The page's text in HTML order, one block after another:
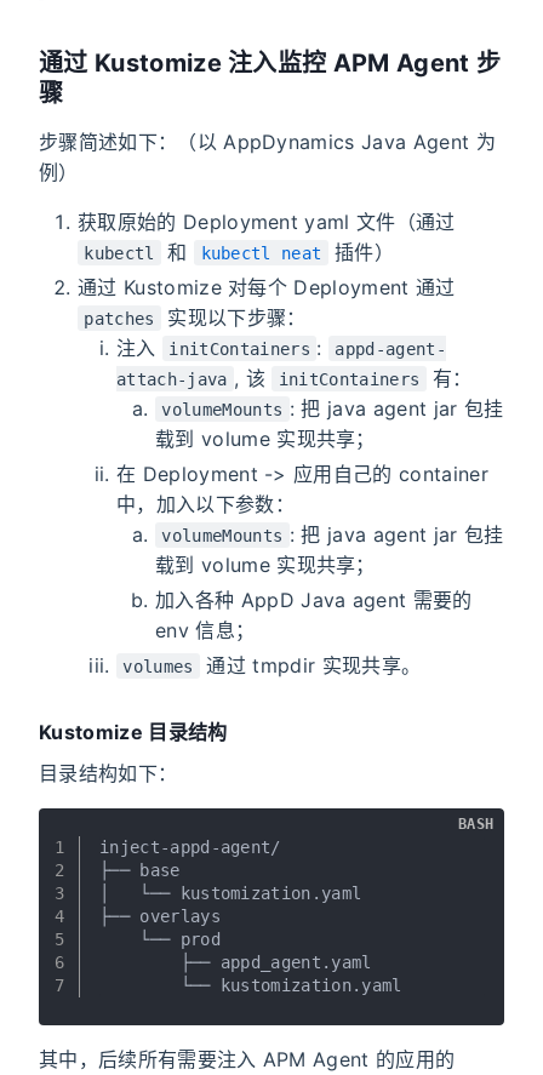
通过 Kustomize 注入监控 APM Agent 步
骤
步骤简述如下：（以 AppDynamics Java Agent 为
例）
获取原始的 Deployment yaml 文件（通过
kubectl 和 kubectl neat
插件）
通过 Kustomize 对每个 Deployment 通过
patches
实现以下步骤：
注入
initContainers :
appd-agent-
attach-java , 该 initContainers 有：
volumeMounts : 把 java agent jar 包挂
载到 volume 实现共享；
在 Deployment -> 应用自己的 container
中，加入以下参数：
volumeMounts : 把 java agent jar 包挂
载到 volume 实现共享；
加入各种 AppD Java agent 需要的
env 信息；
volumes 通过 tmpdir 实现共享。
Kustomize 目录结构
目录结构如下：
1
2
3
4
5
6
7
inject-appd-agent/
├── base
│   └── kustomization.yaml
├── overlays
    └── prod
        ├── appd_agent.yaml
        └── kustomization.yaml
BASH
其中，后续所有需要注入 APM Agent 的应用的